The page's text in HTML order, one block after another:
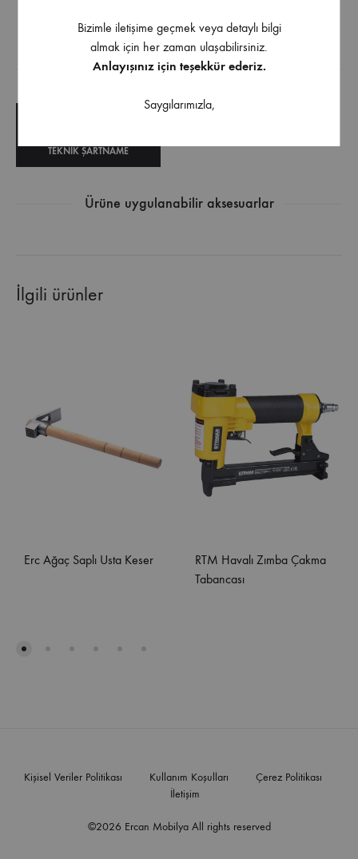
Genellikle fayans ustalarının tercihi
İndirilebilir İçerik
TEKNIK ŞARTNAME
Ürüne uygulanabilir aksesuarlar
İlgili ürünler
Erc Ağaç Saplı Usta Keser
RTM Havalı Zımba Çakma
Tabancası
©2026 Ercan Mobilya All rights reserved
Kişisel Veriler Politikası Kullanım Koşulları
Çerez Politikası
İletişim
Bizimle iletişime geçmek veya detaylı bilgi
almak için her zaman ulaşabilirsiniz.
Anlayışınız için teşekkür ederiz.
Saygılarımızla,